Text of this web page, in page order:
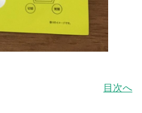
目次へ